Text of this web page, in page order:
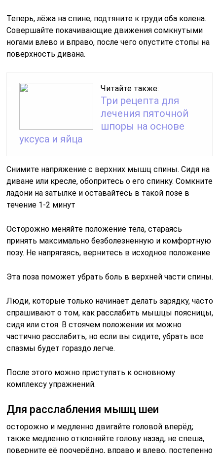
Теперь, лёжа на спине, подтяните к груди оба колена.
Совершайте покачивающие движения сомкнутыми
ногами влево и вправо, после чего опустите стопы на
поверхность дивана.
Читайте также:
Три рецепта для
лечения пяточной
шпоры на основе
уксуса и яйца
Снимите напряжение с верхних мышц спины. Сидя на
диване или кресле, обопритесь о его спинку. Сомкните
ладони на затылке и оставайтесь в такой позе в
течение 1-2 минут
Осторожно меняйте положение тела, стараясь
принять максимально безболезненную и комфортную
позу. Не напрягаясь, вернитесь в исходное положение
Эта поза поможет убрать боль в верхней части спины.
Люди, которые только начинает делать зарядку, часто
спрашивают о том, как расслабить мышцы поясницы,
сидя или стоя. В стоячем положении их можно
частично расслабить, но если вы сидите, убрать все
спазмы будет гораздо легче.
После этого можно приступать к основному
комплексу упражнений.
Для расслабления мышц шеи
осторожно и медленно двигайте головой вперёд;
также медленно отклоняйте голову назад; не спеша,
поверните её поочерёдно, вправо и влево, постепенно